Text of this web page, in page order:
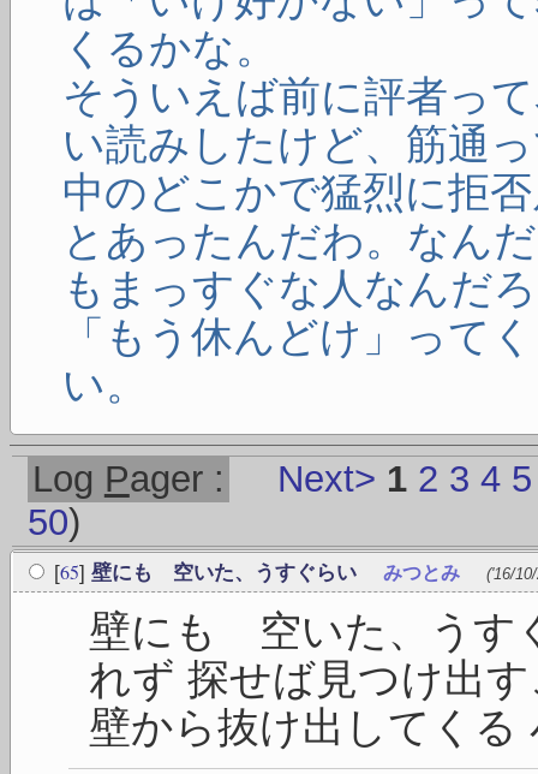
くるかな。
そういえば前に評者っ
い読みしたけど、筋通
中のどこかで猛烈に拒
とあったんだわ。なん
もまっすぐな人なんだ
「もう休んどけ」って
い。
Log Pager : Next> 1 2 3 4 5
50)
[65] 壁にも 空いた、うすぐらい みつとみ ('16/
壁にも 空いた、うす
れず 探せば見つけ出
壁から抜け出してくる